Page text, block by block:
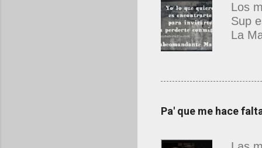
Los
Sup
La
que
antes
Pa' que me hace